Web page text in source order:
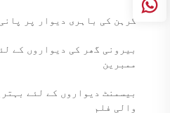
گرہن کی باہری دیوار پر
بیرونی گھر کی دیواروں کے
ممبرین
بیسمنٹ دیواروں کے لئے
والی فلم